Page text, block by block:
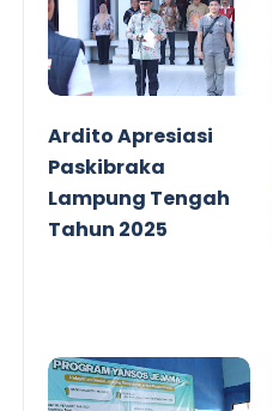
Ardito Apresiasi
Paskibraka
Lampung Tengah
Tahun 2025